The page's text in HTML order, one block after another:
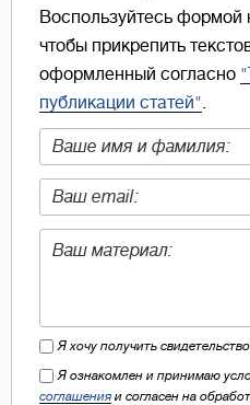
Воспользуйтесь формой
чтобы прикрепить
оформленный согласно
публикации статей".
Я хочу получить
Я ознакомлен и принимаю
соглашения и согласен на